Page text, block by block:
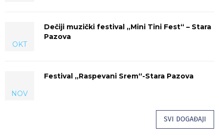
OKT
Dečiji muzički festival „Mini Tini Fest“ – Stara
Pazova
NOV
Festival „Raspevani Srem“-Stara Pazova
SVI DOGAĐAJI